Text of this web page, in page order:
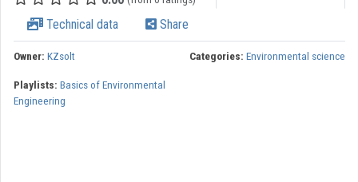
Technical data Share
Owner: KZsolt Categories: Environmental science
Playlists: Basics of Environmental
Engineering